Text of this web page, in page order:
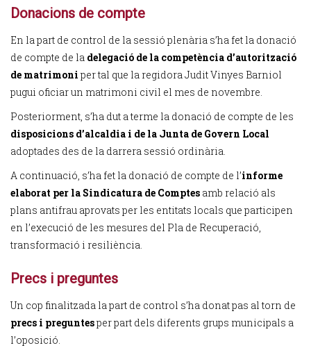
Donacions de compte
En la part de control de la sessió plenària s’ha fet la donació
de compte de la delegació de la competència d’autorització
de matrimoni per tal que la regidora Judit Vinyes Barniol
pugui oficiar un matrimoni civil el mes de novembre.
Posteriorment, s’ha dut a terme la donació de compte de les
disposicions d’alcaldia i de la Junta de Govern Local
adoptades des de la darrera sessió ordinària.
A continuació, s’ha fet la donació de compte de l’informe
elaborat per la Sindicatura de Comptes amb relació als
plans antifrau aprovats per les entitats locals que participen
en l’execució de les mesures del Pla de Recuperació,
transformació i resiliència.
Precs i preguntes
Un cop finalitzada la part de control s’ha donat pas al torn de
precs i preguntesper part dels diferents grups municipals a
l’oposició.